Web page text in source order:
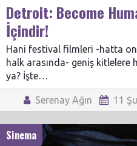
Detroit: Become
İçindir!
Hani festival filmleri -hatta
halk arasında- geniş kitlelere
ya? İşte…
Serenay Ağın 11
Sinema